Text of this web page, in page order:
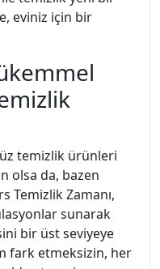
eviniz için bir
temizlik ürünleri
olsa da, bazen
Temizlik Zamanı,
sunarak
bir üst seviyeye
fark etmeksizin, her